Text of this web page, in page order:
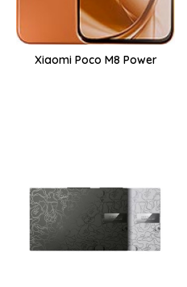
Xiaomi Poco M8 Power